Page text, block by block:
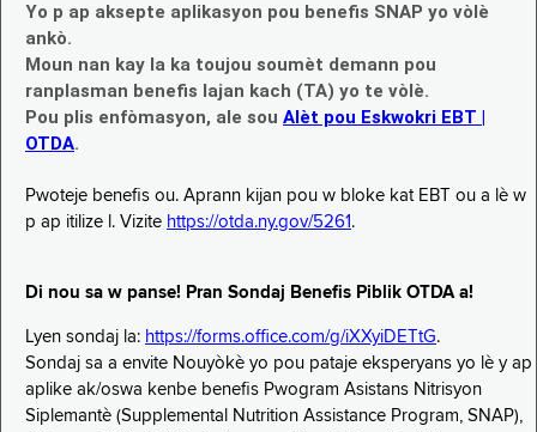
Yo p ap aksepte aplikasyon pou benefis SNAP yo vòlè
ankò.
Moun nan kay la ka toujou soumèt demann pou
ranplasman benefis lajan kach (TA) yo te vòlè.
Pou plis enfòmasyon, ale sou Alèt pou Eskwokri EBT |
OTDA.
Pwoteje benefis ou. Aprann kijan pou w bloke kat EBT ou a lè w
p ap itilize l. Vizite https://otda.ny.gov/5261 .
Di nou sa w panse! Pran Sondaj Benefis Piblik OTDA a!
Lyen sondaj la: https://forms.office.com/g/iXXyiDETtG.
Sondaj sa a envite Nouyòkè yo pou pataje eksperyans yo lè y ap
aplike ak/oswa kenbe benefis Pwogram Asistans Nitrisyon
Siplemantè (Supplemental Nutrition Assistance Program, SNAP),